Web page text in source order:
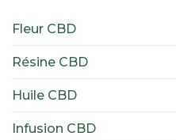
Fleur CBD
Résine CBD
Huile CBD
Infusion CBD